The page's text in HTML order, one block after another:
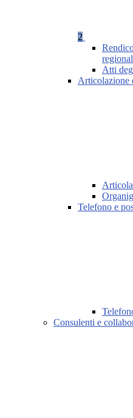
2
Atti
Articolazione
Telefono e
Consulenti e